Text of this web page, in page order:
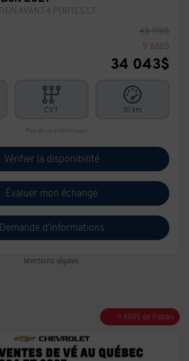
AVANT 4 PORTES LT
43 931$
9 888$
34 043$
CVT 10 km
Plus de caractéristiques
Vérifier la disponibilité
Évaluer mon échange
Demande d'informations
Mentions légales
9 888$ de Rabais